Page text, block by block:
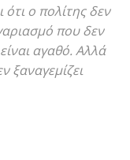
ότι ο πολίτης δεν
που δεν
αγαθό. Αλλά
ξαναγεμίζει